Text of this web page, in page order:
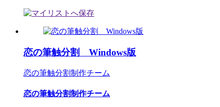
恋の筆触分割 Windows版
恋の筆触分割制作チーム
恋の筆触分割制作チーム